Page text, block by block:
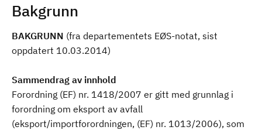
Bakgrunn
BAKGRUNN (fra departementets EØS-notat, sist
oppdatert 10.03.2014)
Sammendrag av innhold
Forordning (EF) nr. 1418/2007 er gitt med grunnlag i
forordning om eksport av avfall
(eksport/importforordningen, (EF) nr. 1013/2006), som